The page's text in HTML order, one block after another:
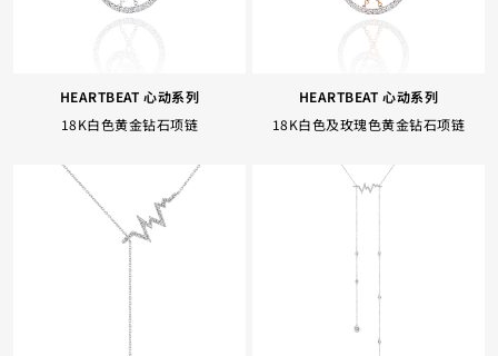
HEARTBEAT 心动系列
18K白色黄金钻石项链
HEARTBEAT 心动系列
18K白色及玫瑰色黄金钻石项链